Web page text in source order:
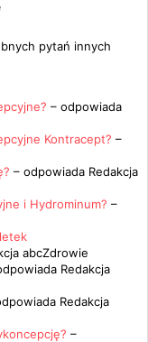
pytań innych
– odpowiada
Kontracept? –
– odpowiada Redakcja
i Hydrominum? –
abcZdrowie
Redakcja
Redakcja
–